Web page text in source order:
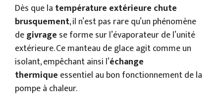
Dès que la température extérieure chute
brusquement, il n’est pas rare qu’un phénomène
degivrage se forme sur l’évaporateur de l’unité
extérieure. Ce manteau de glace agit comme un
isolant, empêchant ainsi l’échange
thermique essentiel au bon fonctionnement de la
pompe à chaleur.